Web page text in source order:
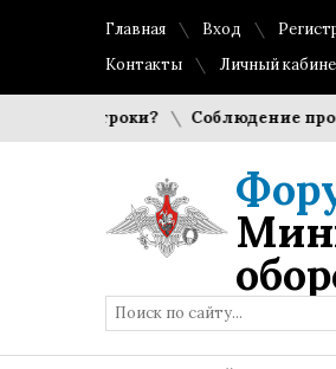
Главная Вход
Контакты
Личный
игроки? Соблюдение